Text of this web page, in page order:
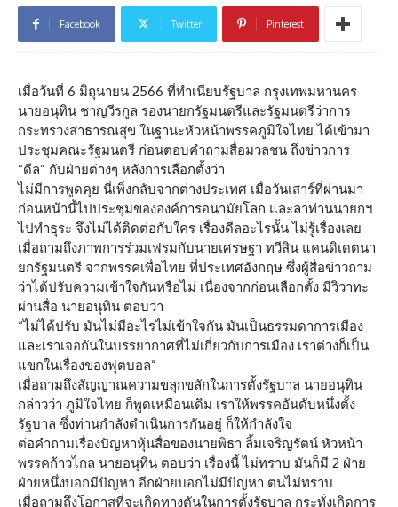
Facebook Twitter Pinterest
เมื่อวันที่ 6 มิถุนายน 2566 ที่ทำเนียบรัฐบาล กรุงเทพมหานคร
นายอนุทิน ชาญวีรกูล รองนายกรัฐมนตรีและรัฐมนตรีว่าการ
กระทรวงสาธารณสุข ในฐานะหัวหน้าพรรคภูมิใจไทย ได้เข้ามา
ประชุมคณะรัฐมนตรี ก่อนตอบคำถามสื่อมวลชน ถึงข่าวการ
“ดีล” กับฝ่ายต่างๆ หลังการเลือกตั้งว่า
ไม่มีการพูดคุย นี่เพิ่งกลับจากต่างประเทศ เมื่อวันเสาร์ที่ผ่านมา
ก่อนหน้านี้ไปประชุมขององค์การอนามัยโลก และลาท่านนายกฯ
ไปทำธุระ จึงไม่ได้ติดต่อกับใคร เรื่องดีลอะไรนั้น ไม่รู้เรื่องเลย
เมื่อถามถึงภาพการร่วมเฟรมกับนายเศรษฐา ทวีสิน แคนดิเดตนา
ยกรัฐมนตรี จากพรรคเพื่อไทย ที่ประเทศอังกฤษ ซึ่งผู้สื่อข่าวถาม
ว่าได้ปรับความเข้าใจกันหรือไม่ เนื่องจากก่อนเลือกตั้ง มีวิวาทะ
ผ่านสื่อ นายอนุทิน ตอบว่า
“ไม่ได้ปรับ มันไม่มีอะไรไม่เข้าใจกัน มันเป็นธรรมดาการเมือง
และเราเจอกันในบรรยากาศที่ไม่เกี่ยวกับการเมือง เราต่างก็เป็น
แขกในเรื่องของฟุตบอล”
เมื่อถามถึงสัญญาณความขลุกขลักในการตั้งรัฐบาล นายอนุทิน
กล่าวว่า ภูมิใจไทย ก็พูดเหมือนเดิม เราให้พรรคอันดับหนึ่งตั้ง
รัฐบาล ซึ่งท่านกำลังดำเนินการกันอยู่ ก็ให้กำลังใจ
ต่อคำถามเรื่องปัญหาหุ้นสื่อของนายพิธา ลิ้มเจริญรัตน์ หัวหน้า
พรรคก้าวไกล นายอนุทิน ตอบว่า เรื่องนี้ ไม่ทราบ มันก็มี 2 ฝ่าย
ฝ่ายหนึ่งบอกมีปัญหา อีกฝ่ายบอกไม่มีปัญหา ตนไม่ทราบ
เมื่อถามถึงโอกาสที่จะเกิดทางตันในการตั้งรัฐบาล กระทั่งเกิดการ